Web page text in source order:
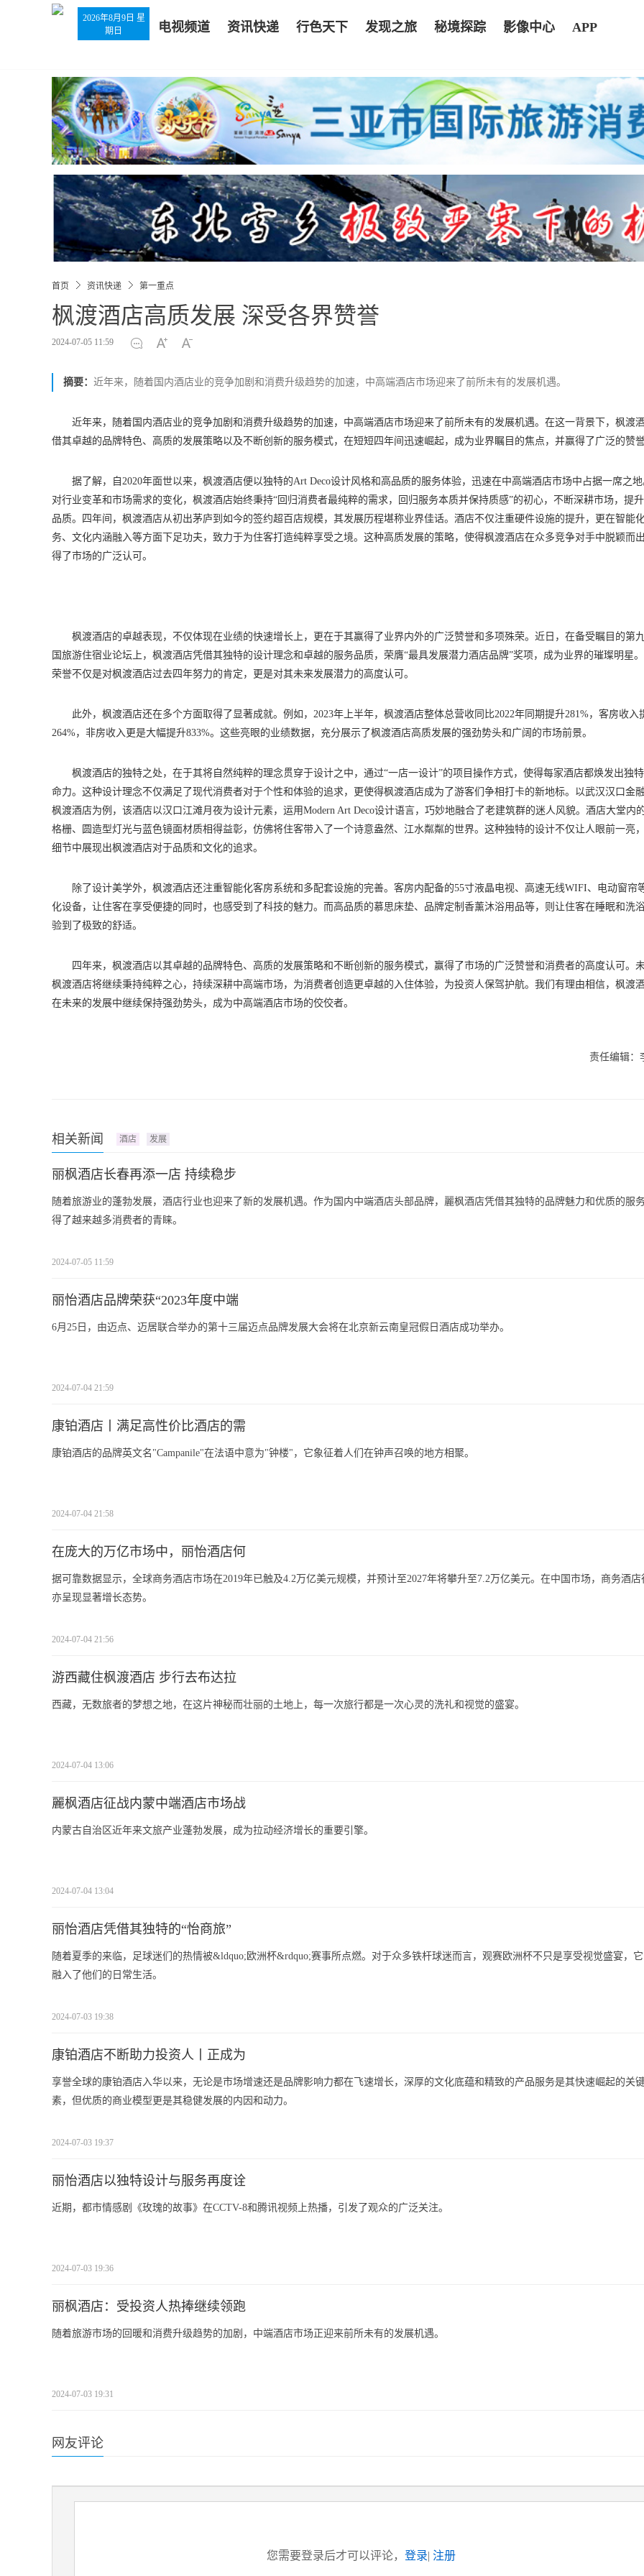
2026年8月9日 星
期日
电视频道 资讯快递 行色天下 发现之旅 秘境探踪 影像中心 APP
首页 资讯快递 第一重点
枫渡酒店高质发展 深受各界赞誉
2024-07-05 11:59
摘要： 近年来，随着国内酒店业的竞争加剧和消费升级趋势的加速，中高端酒店市场迎来了前所未有的发展机遇。
近年来，随着国内酒店业的竞争加剧和消费升级趋势的加速，中高端酒店市场迎来了前所未有的发展机遇。在这一背景下，枫渡
借其卓越的品牌特色、高质的发展策略以及不断创新的服务模式，在短短四年间迅速崛起，成为业界瞩目的焦点，并赢得了广泛的赞
据了解，自2020年面世以来，枫渡酒店便以独特的Art Deco设计风格和高品质的服务体验，迅速在中高端酒店市场中占据一席之
对行业变革和市场需求的变化，枫渡酒店始终秉持“回归消费者最纯粹的需求，回归服务本质并保持质感”的初心，不断深耕市场，提
品质。四年间，枫渡酒店从初出茅庐到如今的签约超百店规模，其发展历程堪称业界佳话。酒店不仅注重硬件设施的提升，更在智能
务、文化内涵融入等方面下足功夫，致力于为住客打造纯粹享受之境。这种高质发展的策略，使得枫渡酒店在众多竞争对手中脱颖而
得了市场的广泛认可。
枫渡酒店的卓越表现，不仅体现在业绩的快速增长上，更在于其赢得了业界内外的广泛赞誉和多项殊荣。近日，在备受瞩目的第
国旅游住宿业论坛上，枫渡酒店凭借其独特的设计理念和卓越的服务品质，荣膺“最具发展潜力酒店品牌”奖项，成为业界的璀璨明星
荣誉不仅是对枫渡酒店过去四年努力的肯定，更是对其未来发展潜力的高度认可。
此外，枫渡酒店还在多个方面取得了显著成就。例如，2023年上半年，枫渡酒店整体总营收同比2022年同期提升281%，客房收入
264%，非房收入更是大幅提升833%。这些亮眼的业绩数据，充分展示了枫渡酒店高质发展的强劲势头和广阔的市场前景。
枫渡酒店的独特之处，在于其将自然纯粹的理念贯穿于设计之中，通过“一店一设计”的项目操作方式，使得每家酒店都焕发出独
命力。这种设计理念不仅满足了现代消费者对于个性和体验的追求，更使得枫渡酒店成为了游客们争相打卡的新地标。以武汉汉口金
枫渡酒店为例，该酒店以汉口江滩月夜为设计元素，运用Modern Art Deco设计语言，巧妙地融合了老建筑群的迷人风貌。酒店大堂内
格栅、圆造型灯光与蓝色镜面材质相得益彰，仿佛将住客带入了一个诗意盎然、江水粼粼的世界。这种独特的设计不仅让人眼前一亮
细节中展现出枫渡酒店对于品质和文化的追求。
除了设计美学外，枫渡酒店还注重智能化客房系统和多配套设施的完善。客房内配备的55寸液晶电视、高速无线WIFI、电动窗帘
化设备，让住客在享受便捷的同时，也感受到了科技的魅力。而高品质的慕思床垫、品牌定制香薰沐浴用品等，则让住客在睡眠和洗
验到了极致的舒适。
四年来，枫渡酒店以其卓越的品牌特色、高质的发展策略和不断创新的服务模式，赢得了市场的广泛赞誉和消费者的高度认可。
枫渡酒店将继续秉持纯粹之心，持续深耕中高端市场，为消费者创造更卓越的入住体验，为投资人保驾护航。我们有理由相信，枫渡
在未来的发展中继续保持强劲势头，成为中高端酒店市场的佼佼者。
责任编辑：
相关新闻 酒店 发展
丽枫酒店长春再添一店 持续稳步
随着旅游业的蓬勃发展，酒店行业也迎来了新的发展机遇。作为国内中端酒店头部品牌，麗枫酒店凭借其独特的品牌魅力和优质的服
得了越来越多消费者的青睐。
2024-07-05 11:59
丽怡酒店品牌荣获“2023年度中端
6月25日，由迈点、迈居联合举办的第十三届迈点品牌发展大会将在北京新云南皇冠假日酒店成功举办。
2024-07-04 21:59
康铂酒店丨满足高性价比酒店的需
康铂酒店的品牌英文名"Campanile"在法语中意为"钟楼"，它象征着人们在钟声召唤的地方相聚。
2024-07-04 21:58
在庞大的万亿市场中，丽怡酒店何
据可靠数据显示，全球商务酒店市场在2019年已触及4.2万亿美元规模，并预计至2027年将攀升至7.2万亿美元。在中国市场，商务酒店
亦呈现显著增长态势。
2024-07-04 21:56
游西藏住枫渡酒店 步行去布达拉
西藏，无数旅者的梦想之地，在这片神秘而壮丽的土地上，每一次旅行都是一次心灵的洗礼和视觉的盛宴。
2024-07-04 13:06
麗枫酒店征战内蒙中端酒店市场战
内蒙古自治区近年来文旅产业蓬勃发展，成为拉动经济增长的重要引擎。
2024-07-04 13:04
丽怡酒店凭借其独特的“怡商旅”
随着夏季的来临，足球迷们的热情被&ldquo;欧洲杯&rdquo;赛事所点燃。对于众多铁杆球迷而言，观赛欧洲杯不只是享受视觉盛宴，
融入了他们的日常生活。
2024-07-03 19:38
康铂酒店不断助力投资人丨正成为
享誉全球的康铂酒店入华以来，无论是市场增速还是品牌影响力都在飞速增长，深厚的文化底蕴和精致的产品服务是其快速崛起的关
素，但优质的商业模型更是其稳健发展的内因和动力。
2024-07-03 19:37
丽怡酒店以独特设计与服务再度诠
近期，都市情感剧《玫瑰的故事》在CCTV-8和腾讯视频上热播，引发了观众的广泛关注。
2024-07-03 19:36
丽枫酒店：受投资人热捧继续领跑
随着旅游市场的回暖和消费升级趋势的加剧，中端酒店市场正迎来前所未有的发展机遇。
2024-07-03 19:31
网友评论
您需要登录后才可以评论， 登录| 注册